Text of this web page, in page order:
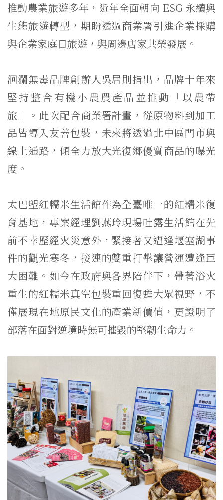
推動農業旅遊多年，近年全面朝向 ESG 永續與
生態旅遊轉型，期盼透過商業署引進企業採購
與企業家庭日旅遊，與周邊店家共榮發展。
洄瀾無毒品牌創辦人吳居則指出，品牌十年來
堅持整合有機小農農產品並推動「以農帶
旅」。此次配合商業署計畫，從原物料到加工
品皆導入友善包裝，未來將透過北中區門市與
線上通路，傾全力放大光復鄉優質商品的曝光
度。
太巴塱紅糯米生活館作為全臺唯一的紅糯米復
育基地，專案經理劉燕玲現場吐露生活館在先
前不幸歷經火災意外，緊接著又遭逢堰塞湖事
件的觀光寒冬，接連的雙重打擊讓營運遭逢巨
大困難。如今在政府與各界陪伴下，帶著浴火
重生的紅糯米真空包裝重回復甦大眾視野，不
僅展現在地原民文化的產業新價值，更證明了
部落在面對逆境時無可摧毀的堅韌生命力。